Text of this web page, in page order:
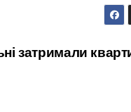
затримали